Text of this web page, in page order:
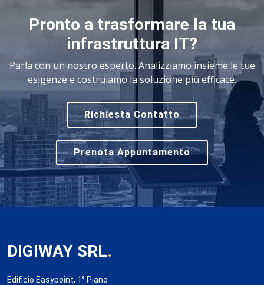
Pronto a trasformare la tua
infrastruttura IT?
Parla con un nostro esperto. Analizziamo insieme le tue
esigenze e costruiamo la soluzione più efficace.
Richiesta Contatto
Prenota Appuntamento
DIGIWAY SRL.
Edificio Easypoint, 1° Piano